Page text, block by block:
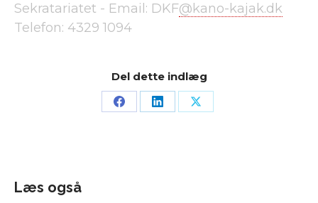
Sekratariatet - Email: DKF@kano-kajak.dk
Telefon: 4329 1094
Del dette indlæg
Læs også